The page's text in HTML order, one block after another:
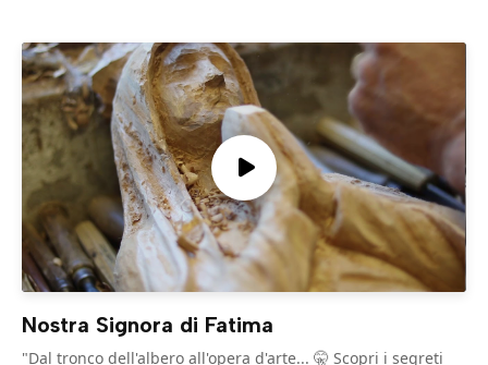
Nostra Signora di Fatima
"Dal tronco dell'albero all'opera d'arte... 🤫 Scopri i segreti